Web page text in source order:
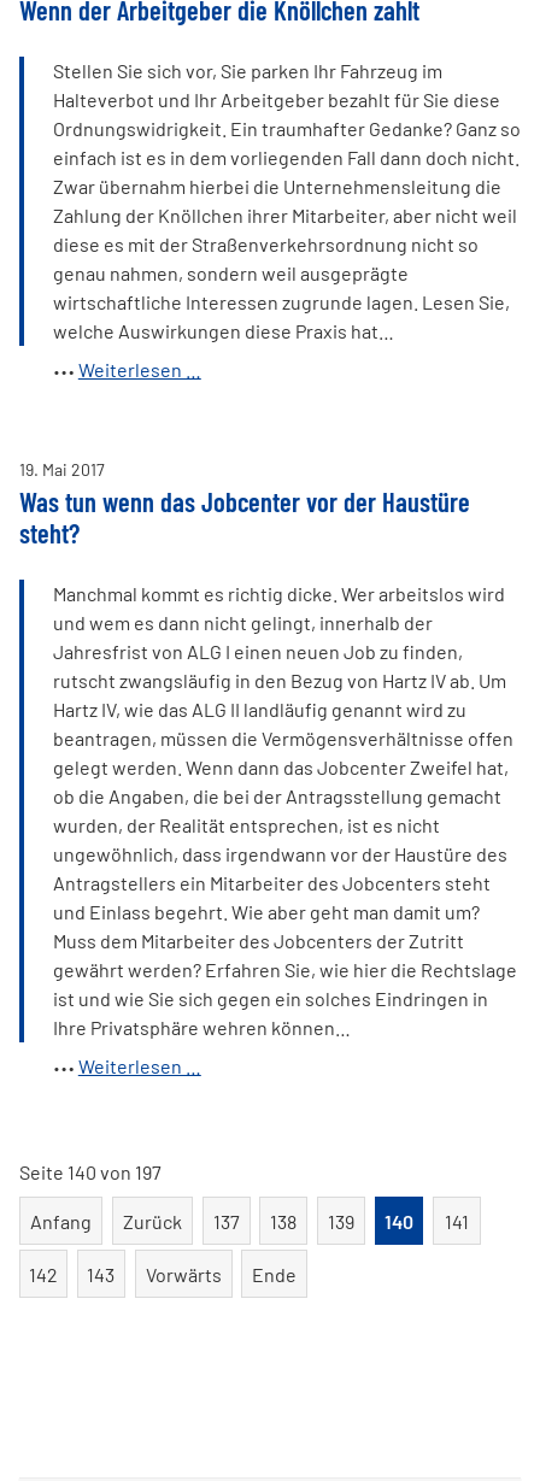
ein
Wenn der Arbeitgeber die Knöllchen zahlt
Stellen Sie sich vor, Sie parken Ihr Fahrzeug im
Halteverbot und Ihr Arbeitgeber bezahlt für Sie diese
Ordnungswidrigkeit. Ein traumhafter Gedanke? Ganz so
einfach ist es in dem vorliegenden Fall dann doch nicht.
Zwar übernahm hierbei die Unternehmensleitung die
Zahlung der Knöllchen ihrer Mitarbeiter, aber nicht weil
diese es mit der Straßenverkehrsordnung nicht so
genau nahmen, sondern weil ausgeprägte
wirtschaftliche Interessen zugrunde lagen. Lesen Sie,
welche Auswirkungen diese Praxis hat…
Weiterlesen …
zahlt
19. Mai 2017
Was tun wenn das Jobcenter vor der Haustüre
steht?
Manchmal kommt es richtig dicke. Wer arbeitslos wird
und wem es dann nicht gelingt, innerhalb der
Jahresfrist von ALG I einen neuen Job zu finden,
rutscht zwangsläufig in den Bezug von Hartz IV ab. Um
Hartz IV, wie das ALG II landläufig genannt wird zu
beantragen, müssen die Vermögensverhältnisse offen
gelegt werden. Wenn dann das Jobcenter Zweifel hat,
ob die Angaben, die bei der Antragsstellung gemacht
wurden, der Realität entsprechen, ist es nicht
ungewöhnlich, dass irgendwann vor der Haustüre des
Antragstellers ein Mitarbeiter des Jobcenters steht
und Einlass begehrt. Wie aber geht man damit um?
Muss dem Mitarbeiter des Jobcenters der Zutritt
gewährt werden? Erfahren Sie, wie hier die Rechtslage
ist und wie Sie sich gegen ein solches Eindringen in
Ihre Privatsphäre wehren können…
Weiterlesen …
Haustüre
steht?
Seite 140 von 197
Anfang Zurück 137 138 139 140 141
142 143 Vorwärts Ende